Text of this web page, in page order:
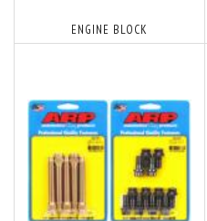
ENGINE BLOCK